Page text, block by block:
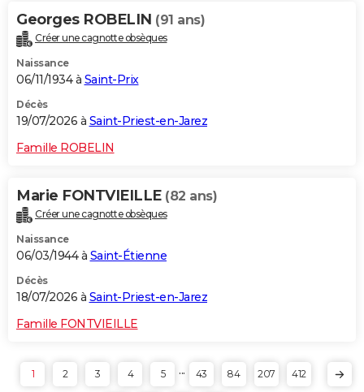
Georges ROBELIN (91 ans)
Créer une cagnotte obsèques
Naissance
06/11/1934 à Saint-Prix
Décès
19/07/2026 à Saint-Priest-en-Jarez
Famille ROBELIN
Marie FONTVIEILLE (82 ans)
Créer une cagnotte obsèques
Naissance
06/03/1944 à Saint-Étienne
Décès
18/07/2026 à Saint-Priest-en-Jarez
Famille FONTVIEILLE
1 2 3 4 5 ... 43 84 207 412